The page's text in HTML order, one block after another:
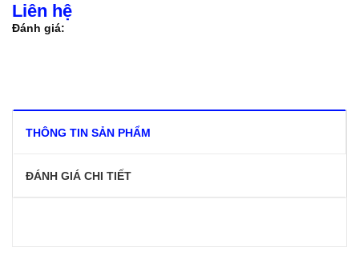
Liên hệ
Đánh giá:
THÔNG TIN SẢN PHẨM
ĐÁNH GIÁ CHI TIẾT